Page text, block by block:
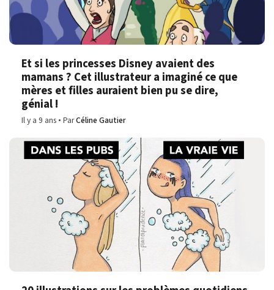
Et si les princesses Disney avaient des
mamans ? Cet illustrateur a imaginé ce que
mères et filles auraient bien pu se dire,
génial !
Il y a 9 ans ParCéline Gautier